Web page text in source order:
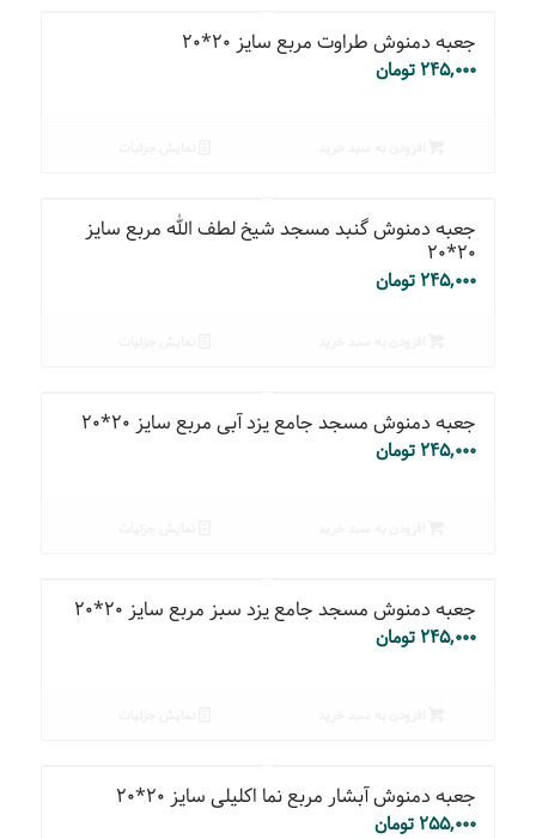
جعبه دمنوش طراوت مربع سایز ۲۰*۲۰
۲۴۵,۰۰۰ تومان
جعبه دمنوش گنبد مسجد شیخ لطف الله مربع سایز
۲۰*۲۰
۲۴۵,۰۰۰ تومان
جعبه دمنوش مسجد جامع یزد آبی مربع سایز ۲۰*۲۰
۲۴۵,۰۰۰ تومان
جعبه دمنوش مسجد جامع یزد سبز مربع سایز ۲۰*۲۰
۲۴۵,۰۰۰ تومان
جعبه دمنوش آبشار مربع نما اکلیلی سایز ۲۰*۲۰
۲۵۵,۰۰۰ تومان